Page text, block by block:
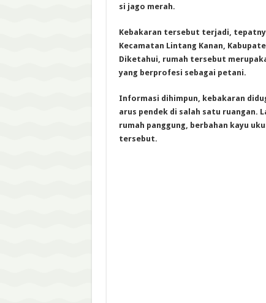
si jago merah.
Kebakaran tersebut terjadi,
Kecamatan Lintang Kanan,
Diketahui, rumah tersebut
yang berprofesi sebagai petani.
Informasi dihimpun, kebakaran
arus pendek di salah satu ruangan.
rumah panggung, berbahan kayu
tersebut.